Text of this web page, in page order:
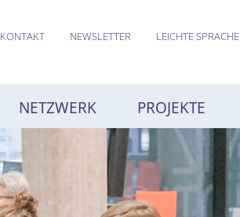
KONTAKT NEWSLETTER LEICHTE SPRACHE
NETZWERK PROJEKTE